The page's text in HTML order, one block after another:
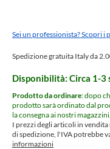
Sei un professionista? Scopri i
Spedizione gratuita Italy da
Disponibilità: Circa 1-3
Prodotto da ordinare: dopo
prodotto sarà ordinato dal
la consegna ai nostri magazzini.
I prezzi degli articoli in
di spedizione, l'IVA potrebbe
informazioni